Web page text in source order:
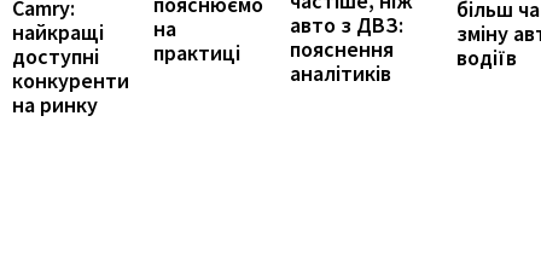
Camry:
найкращі
доступні
конкуренти
на ринку
на
практиці
авто з ДВЗ:
пояснення
аналітиків
більш
зміну
водіїв